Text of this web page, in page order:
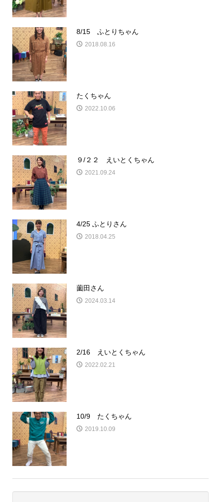
8/15 ふとりちゃん
2018.08.16
たくちゃん
2022.10.06
９/２２ えいとくちゃん
2021.09.24
4/25 ふとりさん
2018.04.25
薗田さん
2024.03.14
2/16 えいとくちゃん
2022.02.21
10/9 たくちゃん
2019.10.09